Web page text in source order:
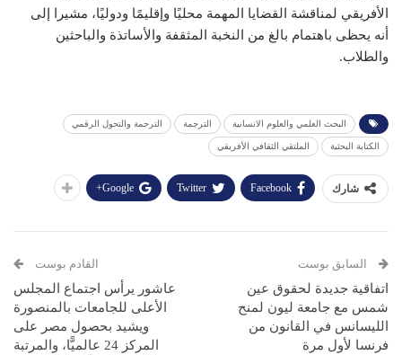
الأفريقي لمناقشة القضايا المهمة محليًا وإقليمًا ودوليًا، مشيرا إلى
أنه يحظى باهتمام بالغ من النخبة المثقفة والأساتذة والباحثين
والطلاب.
البحث العلمي والعلوم الانسانية الترجمة الترجمة والتحول الرقمي
الكتابة البحثية الملتقي الثقافي الأفريقي
شارك Facebook
Twitter
Google+
السابق بوست
اتفاقية جديدة لحقوق عين
شمس مع جامعة ليون لمنح
الليسانس في القانون من
فرنسا لأول مرة
القادم بوست
عاشور يرأس اجتماع المجلس
الأعلى للجامعات بالمنصورة
ويشيد بحصول مصر على
المركز 24 عالميًّا، والمرتبة